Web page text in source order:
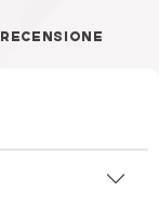
RECENSIONE